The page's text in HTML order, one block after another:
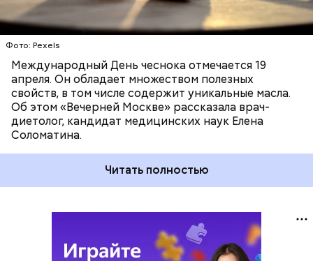
Фото: Pexels
Международный День чеснока отмечается 19
апреля. Он обладает множеством полезных
свойств, в том числе содержит уникальные масла.
Об этом «Вечерней Москве» рассказала врач-
диетолог, кандидат медицинских наук Елена
Соломатина.
Читать полностью